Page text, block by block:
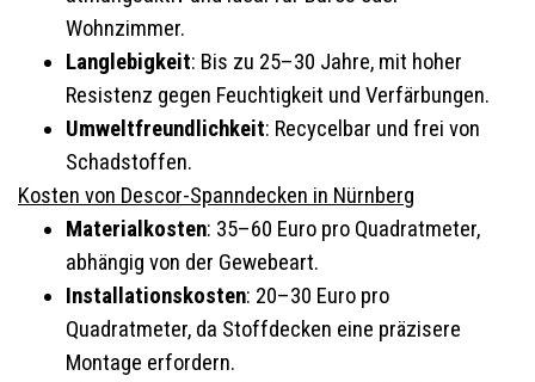
Wohnzimmer.
Langlebigkeit: Bis zu 25–30 Jahre, mit hoher
Resistenz gegen Feuchtigkeit und Verfärbungen.
Umweltfreundlichkeit: Recycelbar und frei von
Schadstoffen.
Kosten von Descor-Spanndecken in Nürnberg
Materialkosten: 35–60 Euro pro Quadratmeter,
abhängig von der Gewebeart.
Installationskosten: 20–30 Euro pro
Quadratmeter, da Stoffdecken eine präzisere
Montage erfordern.